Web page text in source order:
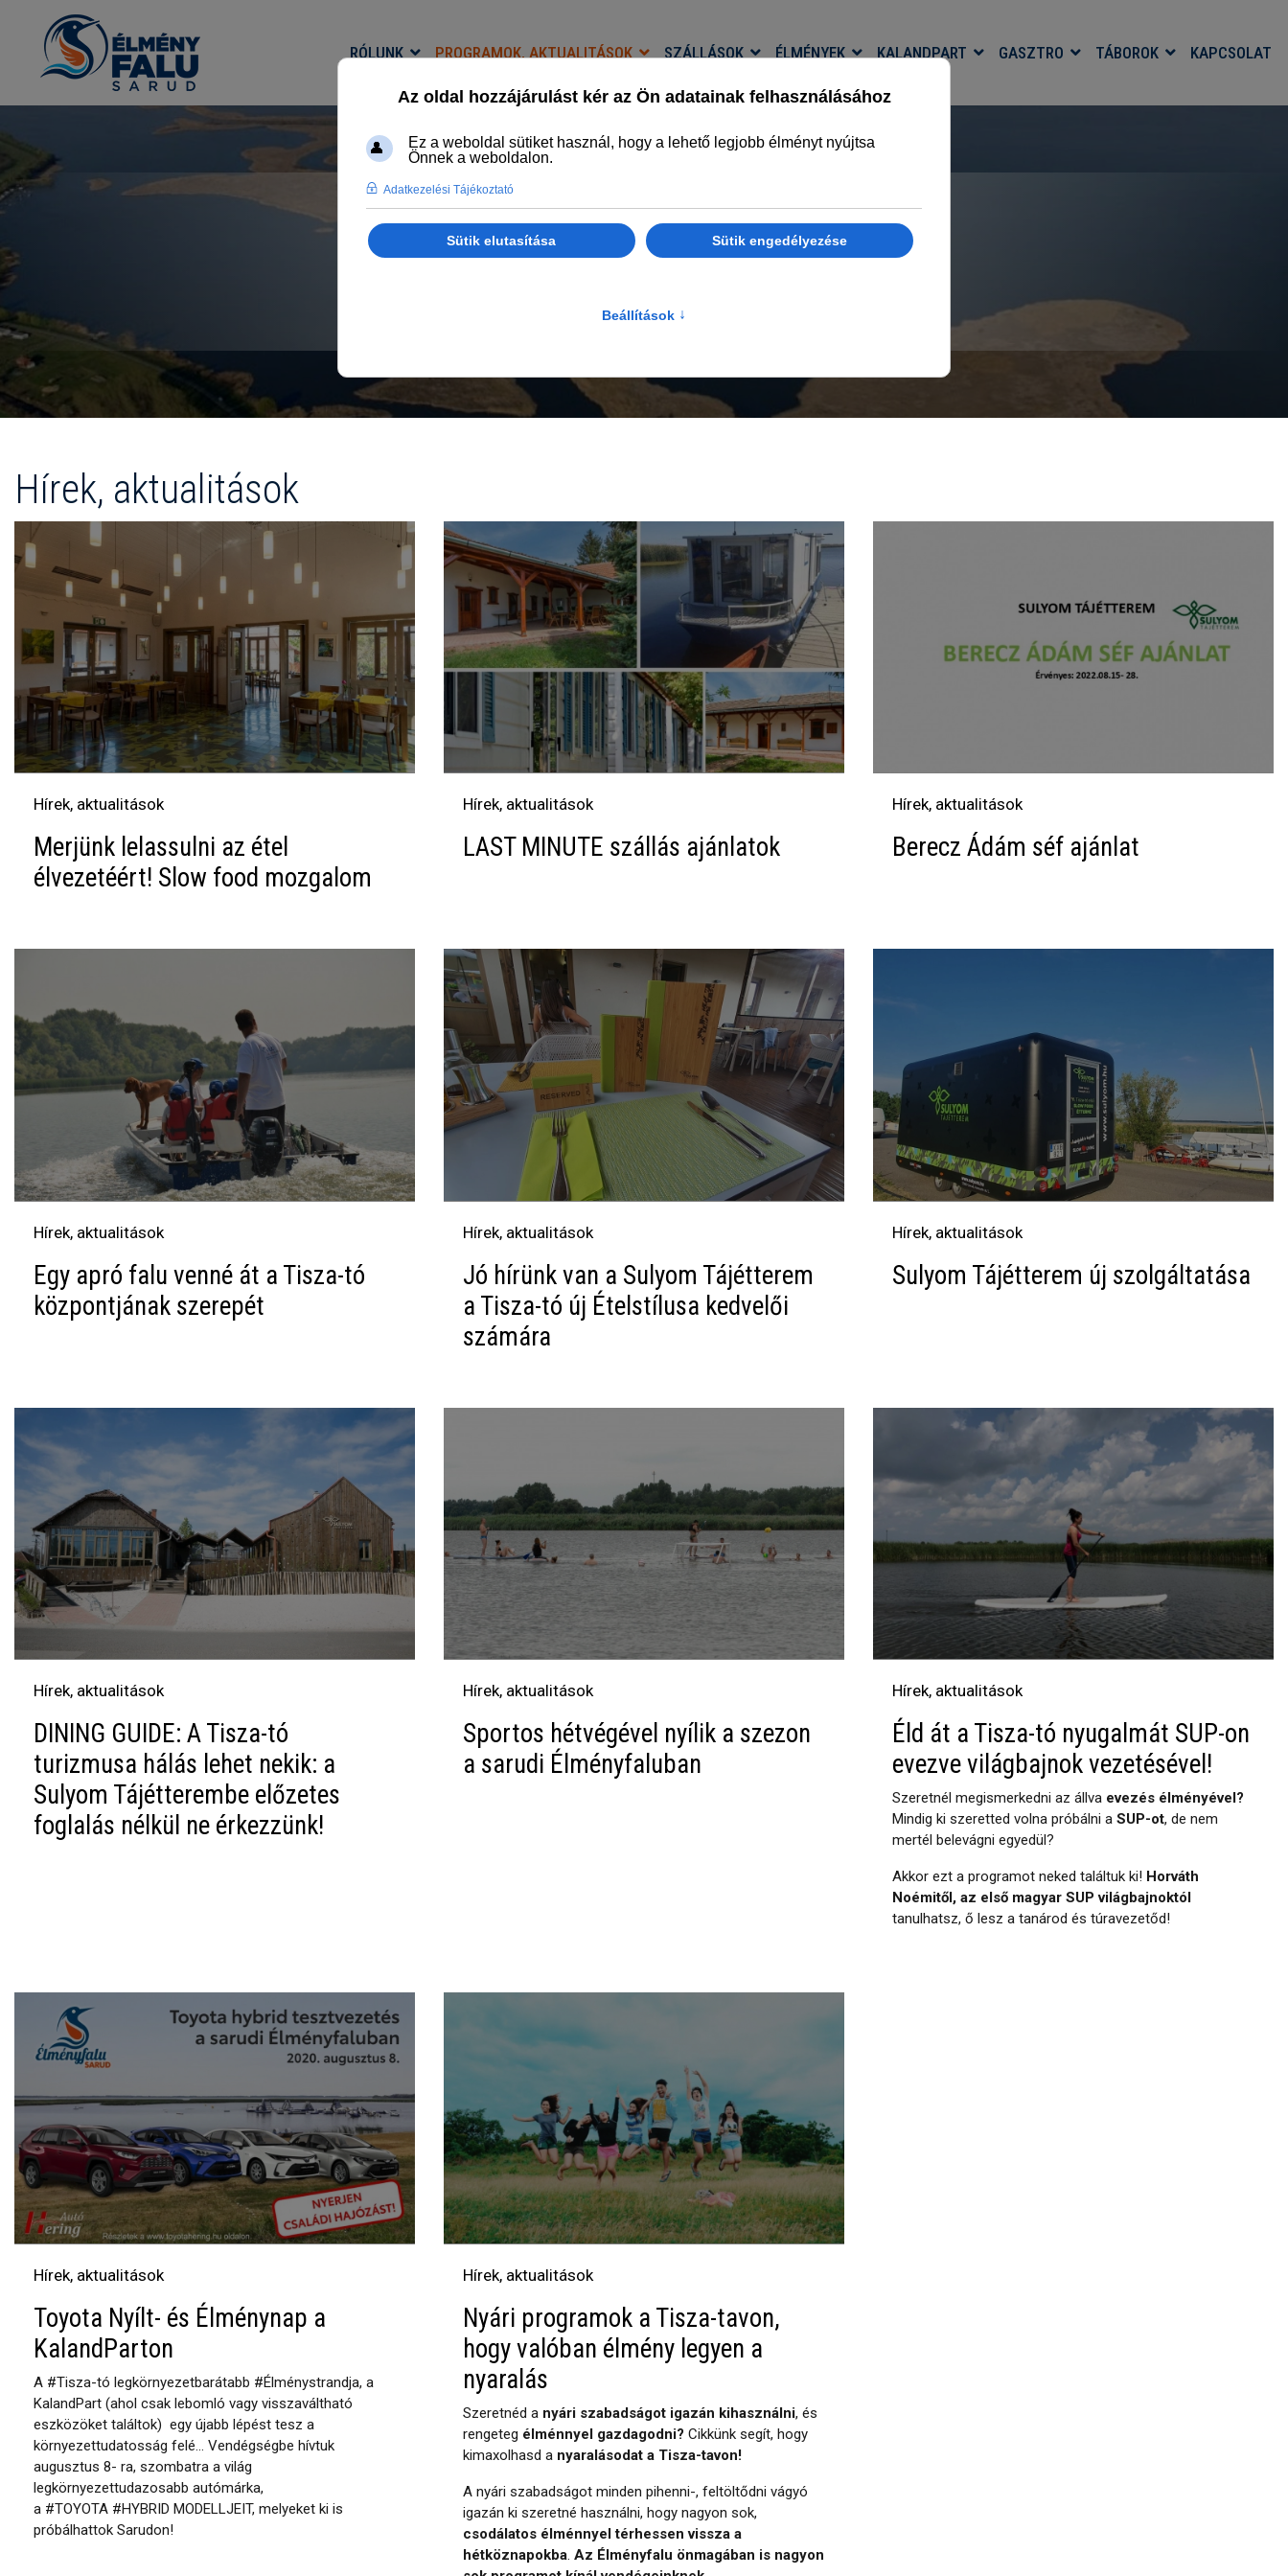
RÓLUNK PROGRAMOK, AKTUALITÁSOK SZÁLLÁSOK ÉLMÉNYEK KALANDPART GASZTRO TÁBOROK KAPCSOLAT
PROGRAMOK, AKTUALITÁSOK
Legyél naprakész
Programok, aktualitások
Hírek, aktualitások
Hírek, aktualitások
Merjünk lelassulni az étel
élvezetéért! Slow food mozgalom
Hírek, aktualitások
LAST MINUTE szállás ajánlatok
Hírek, aktualitások
Berecz Ádám séf ajánlat
Hírek, aktualitások
Egy apró falu venné át a Tisza-tó
központjának szerepét
Hírek, aktualitások
Jó hírünk van a Sulyom Tájétterem
a Tisza-tó új Ételstílusa kedvelői
számára
Hírek, aktualitások
Sulyom Tájétterem új szolgáltatása
Hírek, aktualitások
DINING GUIDE: A Tisza-tó
turizmusa hálás lehet nekik: a
Sulyom Tájétterembe előzetes
foglalás nélkül ne érkezzünk!
Hírek, aktualitások
Sportos hétvégével nyílik a szezon
a sarudi Élményfaluban
Hírek, aktualitások
Éld át a Tisza-tó nyugalmát SUP-on
evezve világbajnok vezetésével!
Szeretnél megismerkedni az állva evezés élményével?
Mindig ki szeretted volna próbálni a SUP-ot, de nem
mertél belevágni egyedül?
Akkor ezt a programot neked találtuk ki! Horváth
Noémitől, az első magyar SUP világbajnoktól
tanulhatsz, ő lesz a tanárod és túravezetőd!
Hírek, aktualitások
Toyota Nyílt- és Élménynap a
KalandParton
A #Tisza-tó legkörnyezetbarátabb #Élménystrandja, a
KalandPart (ahol csak lebomló vagy visszaváltható
eszközöket találtok) egy újabb lépést tesz a
környezettudatosság felé... Vendégségbe hívtuk
augusztus 8- ra, szombatra a világ
legkörnyezettudazosabb autómárka,
a #TOYOTA #HYBRID MODELLJEIT, melyeket ki is
próbálhattok Sarudon!
Hírek, aktualitások
Nyári programok a Tisza-tavon,
hogy valóban élmény legyen a
nyaralás
Szeretnéd a nyári szabadságot igazán kihasználni, és
rengeteg élménnyel gazdagodni? Cikkünk segít, hogy
kimaxolhasd a nyaralásodat a Tisza-tavon!
A nyári szabadságot minden pihenni-, feltöltődni vágyó
igazán ki szeretné használni, hogy nagyon sok,
csodálatos élménnyel térhessen vissza a
hétköznapokba. Az Élményfalu önmagában is nagyon